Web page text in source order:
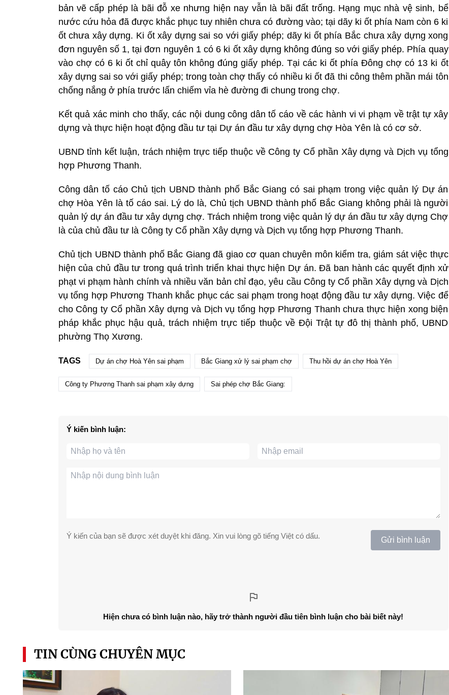
bản vẽ cấp phép là bãi đỗ xe nhưng hiện nay vẫn là bãi đất trống. Hạng mục nhà vệ sinh, bể
nước cứu hỏa đã được khắc phục tuy nhiên chưa có đường vào; tại dãy ki ốt phía Nam còn 6 ki
ốt chưa xây dựng. Ki ốt xây dựng sai so với giấy phép; dãy ki ốt phía Bắc chưa xây dựng xong
đơn nguyên số 1, tại đơn nguyên 1 có 6 ki ốt xây dựng không đúng so với giấy phép. Phía quay
vào chợ có 6 ki ốt chỉ quây tôn không đúng giấy phép. Tại các ki ốt phía Đông chợ có 13 ki ốt
xây dựng sai so với giấy phép; trong toàn chợ thấy có nhiều ki ốt đã thi công thêm phần mái tôn
chống nắng ở phía trước lấn chiếm vỉa hè đường đi chung trong chợ.
Kết quả xác minh cho thấy, các nội dung công dân tố cáo về các hành vi vi phạm về trật tự xây
dựng và thực hiện hoạt động đầu tư tại Dự án đầu tư xây dựng chợ Hòa Yên là có cơ sở.
UBND tỉnh kết luận, trách nhiệm trực tiếp thuộc về Công ty Cổ phần Xây dựng và Dịch vụ tổng
hợp Phương Thanh.
Công dân tố cáo Chủ tịch UBND thành phố Bắc Giang có sai phạm trong việc quản lý Dự án
chợ Hòa Yên là tố cáo sai. Lý do là, Chủ tịch UBND thành phố Bắc Giang không phải là người
quản lý dự án đầu tư xây dựng chợ. Trách nhiệm trong việc quản lý dự án đầu tư xây dựng Chợ
là của chủ đầu tư là Công ty Cổ phần Xây dựng và Dịch vụ tổng hợp Phương Thanh.
Chủ tịch UBND thành phố Bắc Giang đã giao cơ quan chuyên môn kiểm tra, giám sát việc thực
hiện của chủ đầu tư trong quá trình triển khai thực hiện Dự án. Đã ban hành các quyết định xử
phạt vi phạm hành chính và nhiều văn bản chỉ đạo, yêu cầu Công ty Cổ phần Xây dựng và Dịch
vụ tổng hợp Phương Thanh khắc phục các sai phạm trong hoạt động đầu tư xây dựng. Việc để
cho Công ty Cổ phần Xây dựng và Dịch vụ tổng hợp Phương Thanh chưa thực hiện xong biện
pháp khắc phục hậu quả, trách nhiệm trực tiếp thuộc về Đội Trật tự đô thị thành phố, UBND
phường Thọ Xương.
TAGS Dự án chợ Hoà Yên sai phạm Bắc Giang xử lý sai phạm chợ Thu hồi dự án chợ Hoà Yên
Công ty Phương Thanh sai phạm xây dựng Sai phép chợ Bắc Giang:
Ý kiến bình luận:
Ý kiến của bạn sẽ được xét duyệt khi đăng. Xin vui lòng gõ tiếng Việt có dấu. Gửi bình luận
Hiện chưa có bình luận nào, hãy trở thành người đầu tiên bình luận cho bài biết này!
TIN CÙNG CHUYÊN MỤC